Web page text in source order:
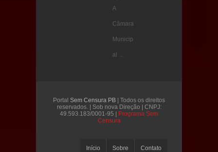
A
Câmara
Municip
al ...
Portal Sem Censura PB | Todos os direitos
reservados. | Sob nova Direção | CNPJ:
49.593.183/0001-95 | Programa Sem
Censura
Início Sobre Contato